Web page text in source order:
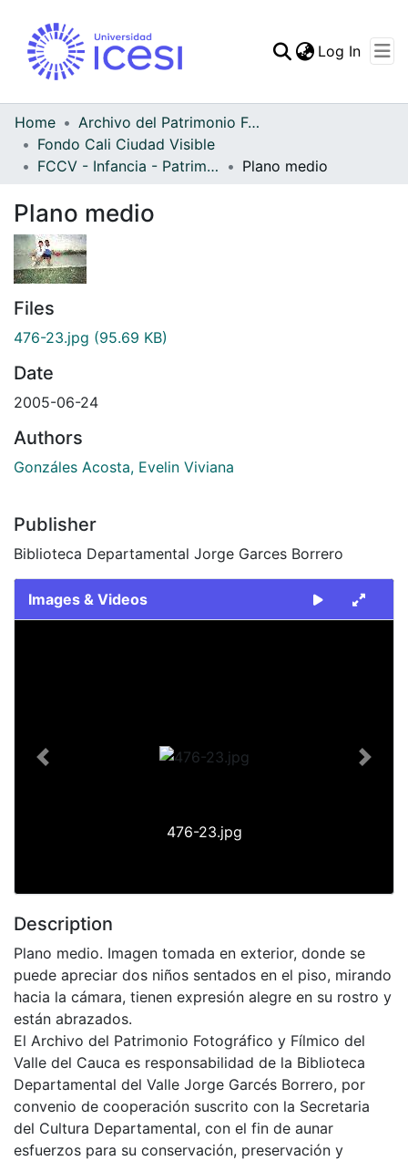
Log In
Home
Archivo del Patrimonio Fotográfico y Fílmico del Valle del Cauca
Fondo Cali Ciudad Visible
FCCV - Infancia - Patrimonial
Plano medio
Plano medio
Files
476-23.jpg (95.69 KB)
Date
2005-06-24
Authors
Gonzáles Acosta, Evelin Viviana
Publisher
Biblioteca Departamental Jorge Garces Borrero
Images & Videos
476-23.jpg
Previous Next
Description
Plano medio. Imagen tomada en exterior, donde se
puede apreciar dos niños sentados en el piso, mirando
hacia la cámara, tienen expresión alegre en su rostro y
están abrazados.
El Archivo del Patrimonio Fotográfico y Fílmico del
Valle del Cauca es responsabilidad de la Biblioteca
Departamental del Valle Jorge Garcés Borrero, por
convenio de cooperación suscrito con la Secretaria
del Cultura Departamental, con el fin de aunar
esfuerzos para su conservación, preservación y